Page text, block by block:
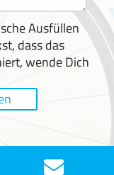
Ausfüllen
dass das
wende Dich